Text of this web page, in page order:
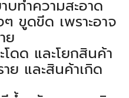
ทำความสะอาด
ขูดขีด เพราะอาจ
ย
ดด และโยกสินค้า
าย และสินค้าเกิด